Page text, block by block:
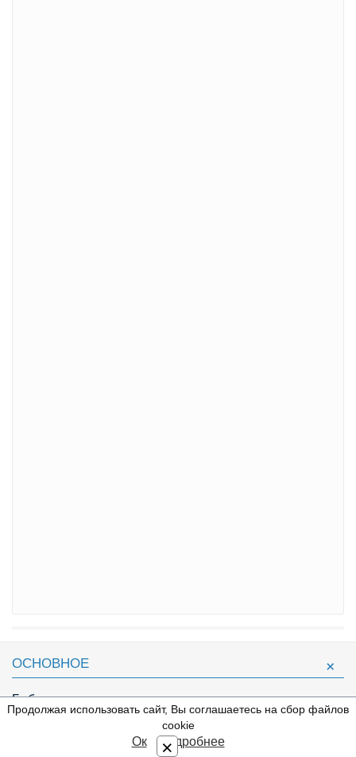
⇩
ОСНОВНОЕ
Библиотека
Жанры
Продолжая использовать сайт, Вы соглашаетесь на сбор файлов
cookie
Ок Подробнее
×